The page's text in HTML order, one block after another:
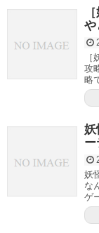
や
攻
略
妖
ー
妖
な
ゲ